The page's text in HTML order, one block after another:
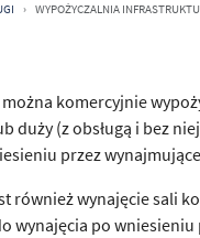
WYPOŻYCZALNIA
można komercyjnie
duży (z obsługą i bez
przez
również wynajęcie sali
wynajęcia po